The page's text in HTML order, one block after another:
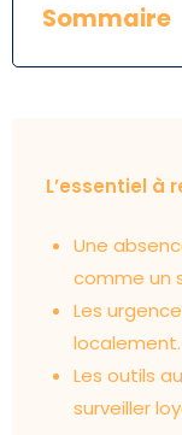
Sommaire
L’essentiel à
Une
comme un
Les
localement.
Les outils
surveiller